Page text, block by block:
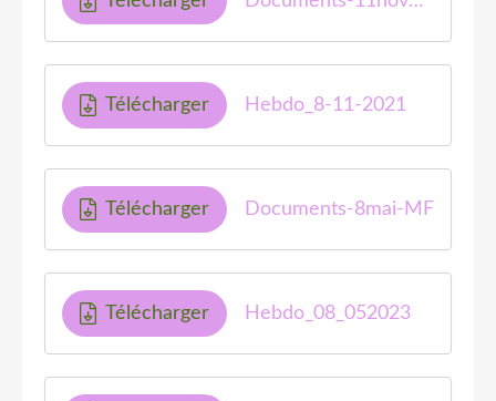
Télécharger Hebdo_8-11-2021
Télécharger Documents-8mai-MF
Télécharger Hebdo_08_052023